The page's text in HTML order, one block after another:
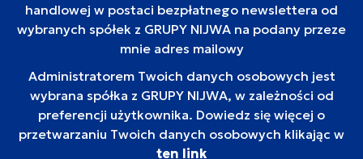
handlowej w postaci bezpłatnego newslettera od
wybranych spółek z GRUPY NIJWA na podany przeze
mnie adres mailowy
Administratorem Twoich danych osobowych jest
wybrana spółka z GRUPY NIJWA, w zależności od
preferencji użytkownika. Dowiedz się więcej o
przetwarzaniu Twoich danych osobowych klikając w
ten link